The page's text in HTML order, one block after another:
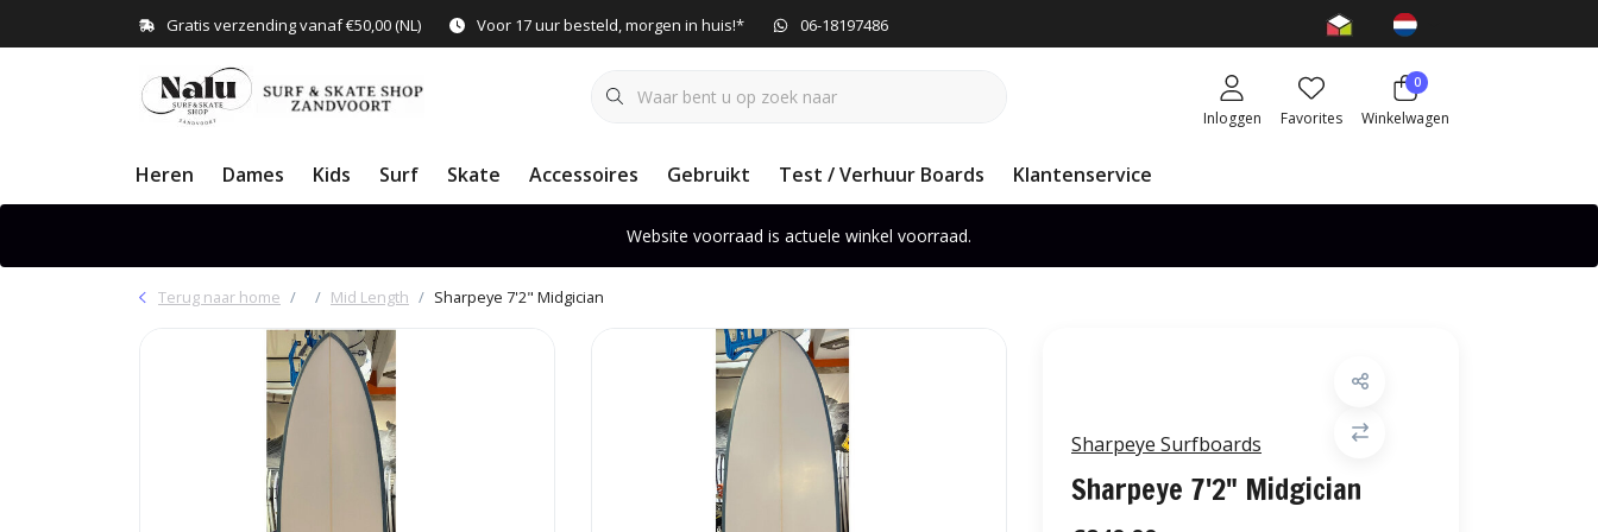
Gratis verzending vanaf €50,00 (NL) Voor 17 uur besteld, morgen in huis!* 06-18197486
Inloggen Favorites
0
Winkelwagen
Heren Dames Kids Surf Skate Accessoires Gebruikt Test / Verhuur Boards Klantenservice
Website voorraad is actuele winkel voorraad.
Terug naar home Mid Length Sharpeye 7'2" Midgician
Sharpeye Surfboards
Sharpeye 7'2" Midgician